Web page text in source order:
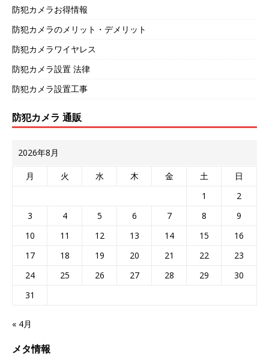
防犯カメラお得情報
防犯カメラのメリット・デメリット
防犯カメラワイヤレス
防犯カメラ設置 法律
防犯カメラ設置工事
防犯カメラ 通販
2026年8月
月 火 水 木 金 土
日
1
2
3
4 5 6 7 8
9
10
11 12 13 14 15
16
17
18 19 20 21 22
23
24
25 26 27 28 29
30
31
« 4月
メタ情報